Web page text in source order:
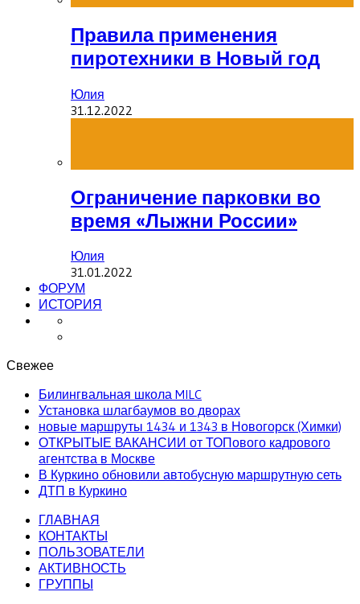
Правила применения
пиротехники в Новый год
Юлия
31.12.2022
Ограничение парковки во
время «Лыжни России»
Юлия
31.01.2022
ФОРУМ
ИСТОРИЯ
Свежее
Билингвальная школа MILC
Установка шлагбаумов во дворах
новые маршруты 1434 и 1343 в Новогорск (Химки)
ОТКРЫТЫЕ ВАКАНСИИ от ТОПового кадрового
агентства в Москве
В Куркино обновили автобусную маршрутную сеть
ДТП в Куркино
ГЛАВНАЯ
КОНТАКТЫ
ПОЛЬЗОВАТЕЛИ
АКТИВНОСТЬ
ГРУППЫ